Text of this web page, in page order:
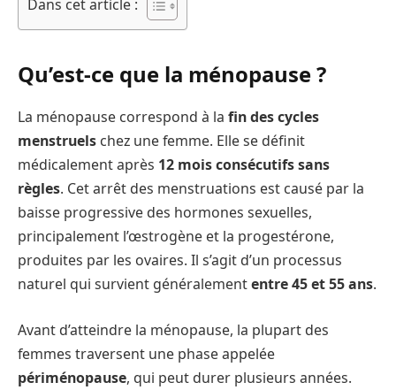
Dans cet article :
Qu’est-ce que la ménopause ?
La ménopause correspond à la fin des cycles
menstruels chez une femme. Elle se définit
médicalement après 12 mois consécutifs sans
règles. Cet arrêt des menstruations est causé par la
baisse progressive des hormones sexuelles,
principalement l’œstrogène et la progestérone,
produites par les ovaires. Il s’agit d’un processus
naturel qui survient généralemententre 45 et 55 ans.
Avant d’atteindre la ménopause, la plupart des
femmes traversent une phase appelée
périménopause, qui peut durer plusieurs années.